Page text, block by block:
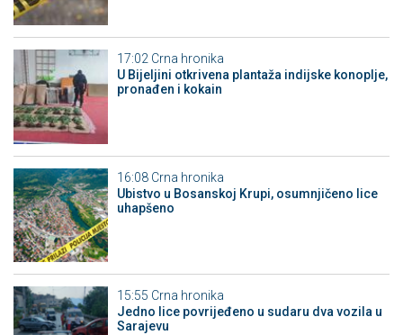
17:02 Crna hronika
​U Bijeljini otkrivena plantaža indijske konoplje,
pronađen i kokain
16:08 Crna hronika
Ubistvo u Bosanskoj Krupi, osumnjičeno lice
uhapšeno
15:55 Crna hronika
Јedno lice povrijeđeno u sudaru dva vozila u
Sarajevu